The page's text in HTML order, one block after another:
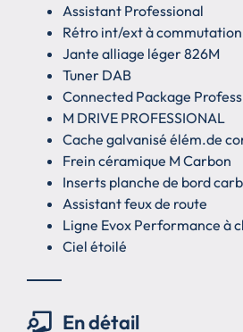
Assistant Professional
Rétro int/ext à
Jante alliage léger 826M
Tuner DAB
Connected Package
M DRIVE PROFESSIONAL
Cache galvanisé élém.de
Frein céramique M Carbon
Inserts planche de bord
Assistant feux de route
Ligne Evox Performance à
Ciel étoilé
En détail